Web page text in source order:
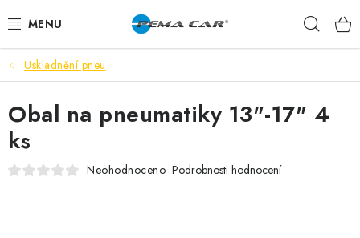
na
NOVINKY
DOPRODEJ
AUTODOPLŇKY
Uskladnění pneu
Obal na pneumatiky 13"-17" 4
ks
Neohodnoceno Podrobnosti hodnocení